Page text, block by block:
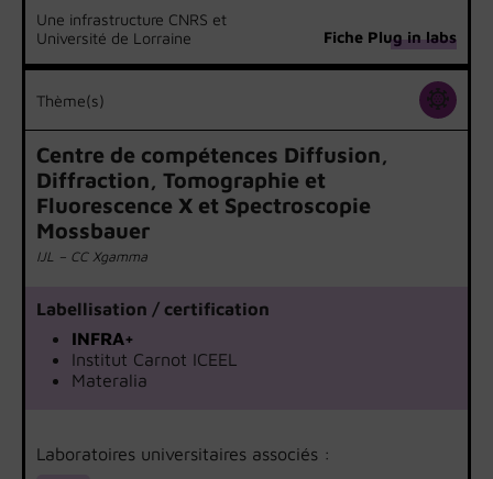
Une infrastructure CNRS et
Université de Lorraine
Fiche Plug in labs
Thème(s)
Centre de compétences Diffusion,
Diffraction, Tomographie et
Fluorescence X et Spectroscopie
Mossbauer
IJL – CC Xgamma
Labellisation / certification
INFRA+
Institut Carnot ICEEL
Materalia
Laboratoires universitaires associés :